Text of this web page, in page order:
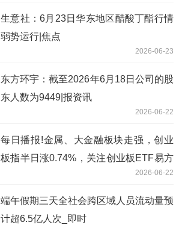
生意社：6月23日华东地区醋酸丁酯行情
弱势运行|焦点
2026-06-23
东方环宇：截至2026年6月18日公司的股
东人数为9449|报资讯
2026-06-22
每日播报!金属、大金融板块走强，创业
板指半日涨0.74%，关注创业板ETF易方
2026-06-22
端午假期三天全社会跨区域人员流动量预
计超6.5亿人次_即时